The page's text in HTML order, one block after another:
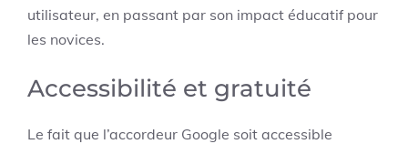
utilisateur, en passant par son impact éducatif pour
les novices.
Accessibilité et gratuité
Le fait que l’accordeur Google soit accessible